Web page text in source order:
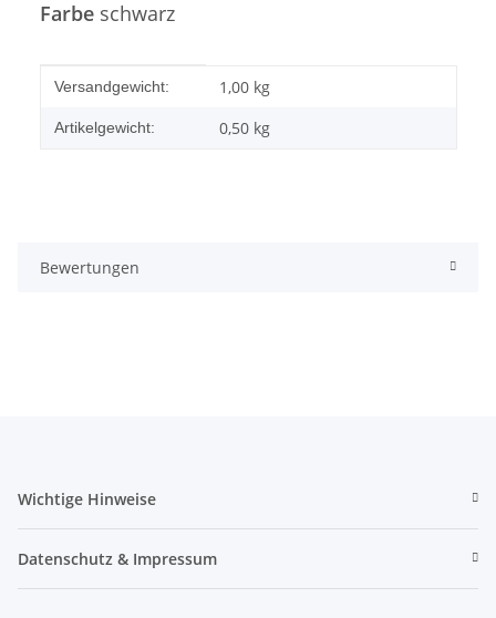
Farbe schwarz
Produkteigenschaft
Wert
Versandgewicht: 1,00 kg
Artikelgewicht: 0,50 kg
Bewertungen
Wichtige Hinweise
Datenschutz & Impressum